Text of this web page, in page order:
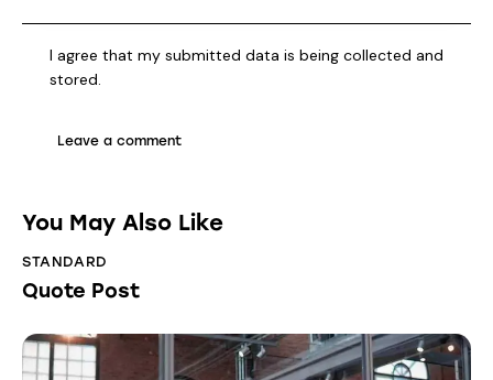
I agree that my submitted data is being collected and
stored.
You May Also Like
STANDARD
Quote Post